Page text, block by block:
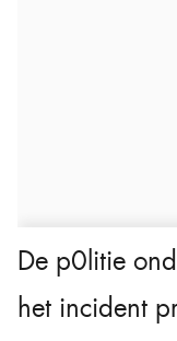
De p0litie
het incident